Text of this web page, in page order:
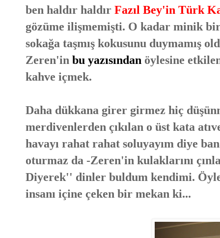
ben haldır haldır Fazıl Bey'in Türk
gözüme ilişmemişti. O kadar minik bir
sokağa taşmış kokusunu duymamış
Zeren'in bu yazısından öylesine
kahve içmek.
Daha dükkana girer girmez hiç
merdivenlerden çıkılan o üst kata
havayı rahat rahat soluyayım diye
oturmaz da -Zeren'in kulaklarını
Diyerek'' dinler buldum kendimi.
insanı içine çeken bir mekan ki...